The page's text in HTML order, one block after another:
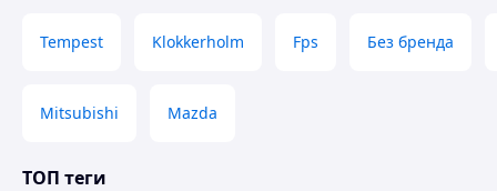
Tempest Klokkerholm Fps Без бренда
Mitsubishi Mazda
ТОП теги